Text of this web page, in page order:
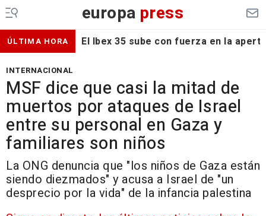
europa press
ÚLTIMA HORA El Ibex 35 sube con fuerza en la
INTERNACIONAL
MSF dice que casi la mitad de
muertos por ataques de Israel
entre su personal en Gaza y
familiares son niños
La ONG denuncia que "los niños de Gaza están
siendo diezmados" y acusa a Israel de "un
desprecio por la vida" de la infancia palestina